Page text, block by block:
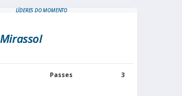
LÍDERES DO MOMENTO
Mirassol
Passes 3